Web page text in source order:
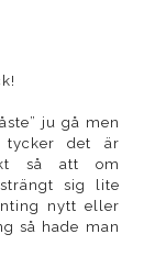
ju gå men
det är
så att om
sig lite
nytt eller
så hade man